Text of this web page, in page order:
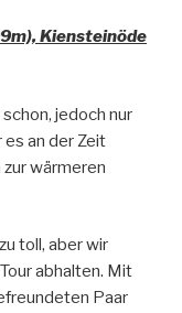
Kiensteinöde
jedoch nur
an der Zeit
wärmeren
toll, aber wir
abhalten. Mit
Paar